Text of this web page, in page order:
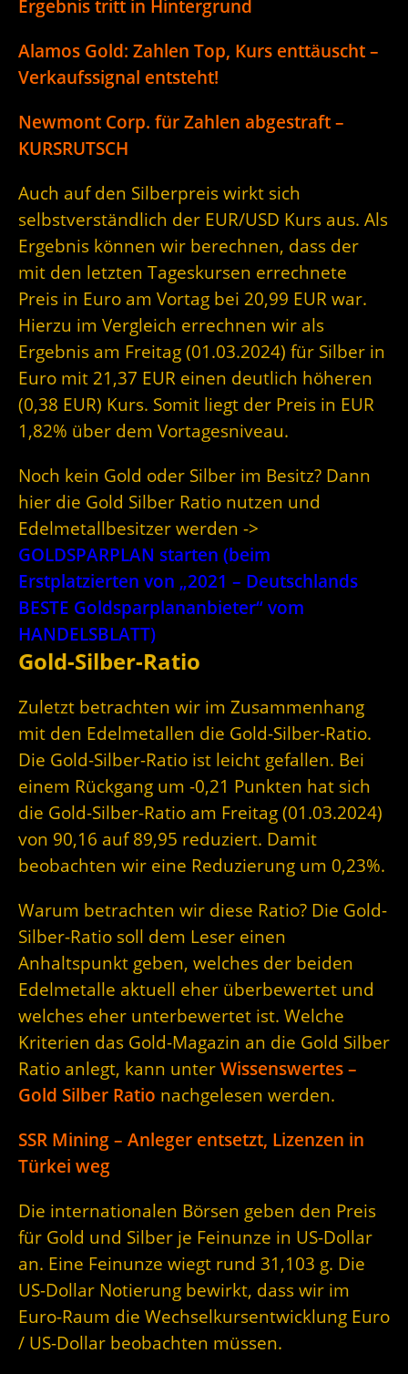
Ergebnis tritt in Hintergrund
Alamos Gold: Zahlen Top, Kurs enttäuscht –
Verkaufssignal entsteht!
Newmont Corp. für Zahlen abgestraft –
KURSRUTSCH
Auch auf den Silberpreis wirkt sich
selbstverständlich der EUR/USD Kurs aus. Als
Ergebnis können wir berechnen, dass der
mit den letzten Tageskursen errechnete
Preis in Euro am Vortag bei 20,99 EUR war.
Hierzu im Vergleich errechnen wir als
Ergebnis am Freitag (01.03.2024) für Silber in
Euro mit 21,37 EUR einen deutlich höheren
(0,38 EUR) Kurs. Somit liegt der Preis in EUR
1,82% über dem Vortagesniveau.
Noch kein Gold oder Silber im Besitz? Dann
hier die Gold Silber Ratio nutzen und
Edelmetallbesitzer werden ->
GOLDSPARPLAN starten (beim
Erstplatzierten von „2021 – Deutschlands
BESTE Goldsparplananbieter“ vom
HANDELSBLATT)
Gold-Silber-Ratio
Zuletzt betrachten wir im Zusammenhang
mit den Edelmetallen die Gold-Silber-Ratio.
Die Gold-Silber-Ratio ist leicht gefallen. Bei
einem Rückgang um -0,21 Punkten hat sich
die Gold-Silber-Ratio am Freitag (01.03.2024)
von 90,16 auf 89,95 reduziert. Damit
beobachten wir eine Reduzierung um 0,23%.
Warum betrachten wir diese Ratio? Die Gold-
Silber-Ratio soll dem Leser einen
Anhaltspunkt geben, welches der beiden
Edelmetalle aktuell eher überbewertet und
welches eher unterbewertet ist. Welche
Kriterien das Gold-Magazin an die Gold Silber
Ratio anlegt, kann unter Wissenswertes –
Gold Silber Ratio nachgelesen werden.
SSR Mining – Anleger entsetzt, Lizenzen in
Türkei weg
Die internationalen Börsen geben den Preis
für Gold und Silber je Feinunze in US-Dollar
an. Eine Feinunze wiegt rund 31,103 g. Die
US-Dollar Notierung bewirkt, dass wir im
Euro-Raum die Wechselkursentwicklung Euro
/ US-Dollar beobachten müssen.